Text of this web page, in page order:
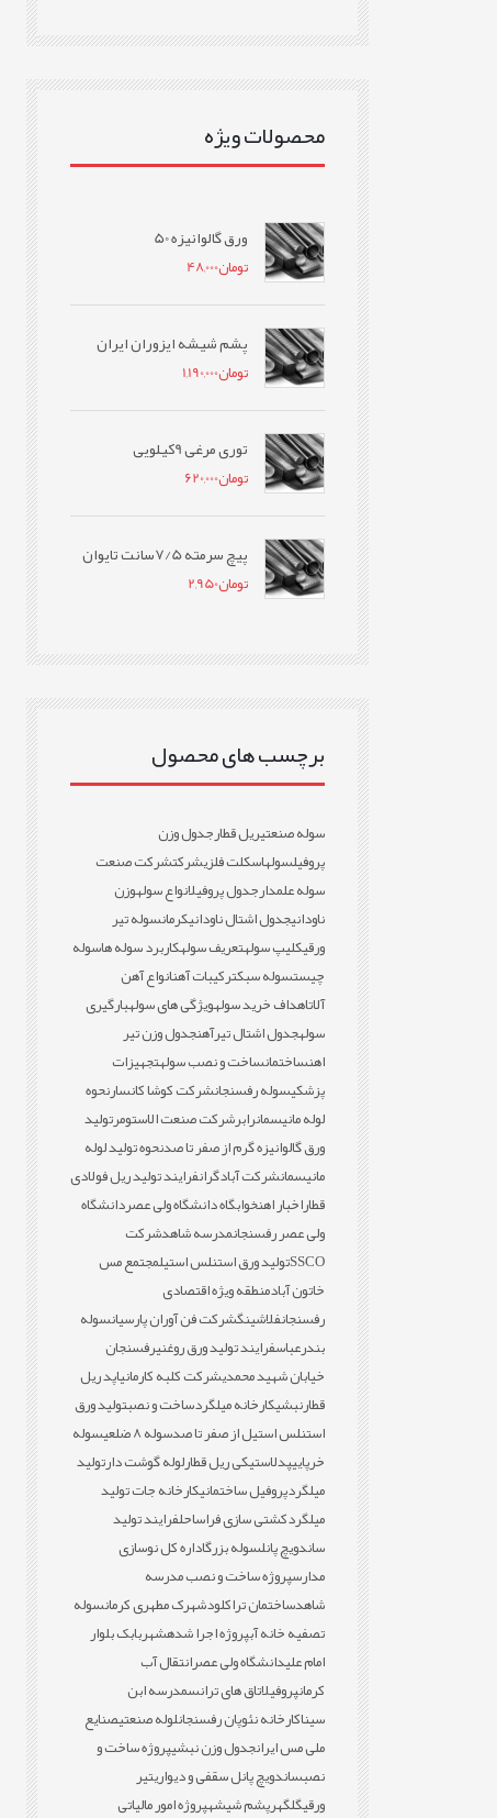
محصولات ویژه
ورق گالوانیزه 50
تومان48,000
پشم شیشه ایزوران ایران
تومان1,190,000
توری مرغی 9کیلویی
تومان620,000
پیچ سرمته 7/5سانت تایوان
تومان2,950
برچسب های محصول
سوله صنعتیریل قطارجدول وزن
پروفیلسولهاسکلت فلزیشرکتشرکت صنعت
سوله علمدارجدول پروفیلانواع سولهوزن
ناودانیجدول اشتال ناودانیکرمانسوله تیر
ورقیکلیپ سولهتعریف سولهکاربرد سوله هاسوله
چیستسوله سبکترکیبات آهنانواع آهن
آلاتاهداف خرید سولهویژگی های سولهبارگیری
سولهجدول اشتال تیرآهنجدول وزن تیر
اهنساختمانساخت و نصب سولهتجهیزات
پزشکیسوله رفسنجانشرکت کوشا کانسارنحوه
لوله مانیسمانرابرشرکت صنعت الاستومرتولید
ورق گالوانیزه گرم از صفر تا صدنحوه تولید لوله
مانیسمانشرکت آبادگرانفرایند تولید ریل فولادی
قطاراخبار اهنخوابگاه دانشگاه ولی عصردانشگاه
ولی عصر رفسنجانمدرسه شاهدشرکت
SSCOتولید ورق استنلس استیلمجتمع مس
خاتون آبادمنطقه ویژه اقتصادی
رفسنجانفلاشینگشرکت فن آوران پارسیانسوله
بندرعباسفرایند تولید ورق روغنیرفسنجان
خیابان شهید محمدیشرکت کلبه کارمانیاپد ریل
قطارنبشیکارخانه میلگردساخت و نصبتولید ورق
استنلس استیل از صفر تا صدسوله 8 ضلعی
سوله
خرپاییپدلاستیکی ریل قطارلوله گوشت دارتولید
میلگردپروفیل ساختمانیکارخانه جات تولید
میلگردکشتی سازی فراساحلفرایند تولید
ساندویچ پانلسوله بزرگاداره کل نوسازی
مدارسپروژه ساخت و نصب مدرسه
شاهدساختمان تراکلودشهرک مطهری کرمانسوله
تصفیه خانه آبپروژه اجرا شدهشهربابک بلوار
امام علیدانشگاه ولی عصرانتقال آب
کرمانپروفیلاتاق های ترانسمدرسه ابن
سیناکارخانه نئوپان رفسنجانلوله صنعتیصنایع
ملی مس ایرانجدول وزن نبشیپروژه ساخت و
نصبساندویچ پانل سقفی و دیواریتیر
ورقیگلگهرپشم شیشهپروژه امور مالیاتی